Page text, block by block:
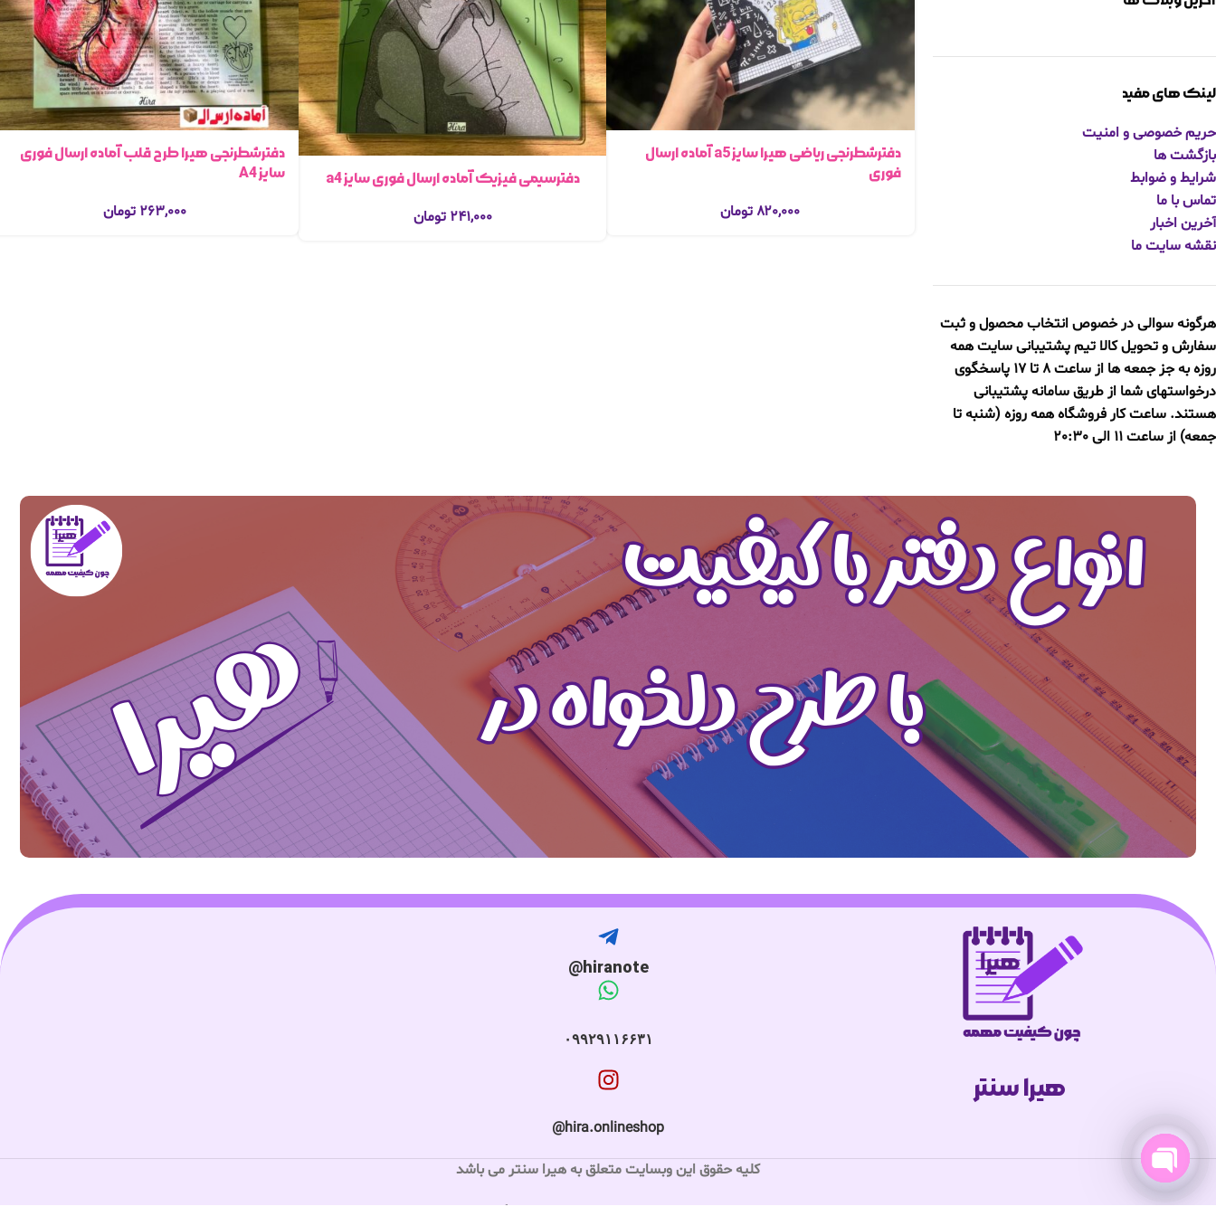
لینک های مفید
حریم خصوصی و امنیت
بازگشت ها
شرایط و ضوابط
تماس با ما
آخرین اخبار
نقشه سایت ما
هرگونه سوالی در خصوص انتخاب محصول و ثبت
سفارش و تحویل کالا تیم پشتیبانی سایت همه
روزه به جز جمعه ها از ساعت 8 تا 17 پاسخگوی
درخواستهای شما از طریق سامانه پشتیبانی
هستند. ساعت کار فروشگاه همه روزه (شنبه تا
جمعه) از ساعت 11 الی 20:30
دفترشطرنجی ریاضی هیرا سایز a5 آماده ارسال
فوری
۸۲۰,۰۰۰ تومان
دفترسیمی فیزیک آماده ارسال فوری سایز a4
۲۴۱,۰۰۰ تومان
دفترشطرنجی هیرا طرح قلب آماده ارسال فوری
سایز A4
۲۶۳,۰۰۰ تومان
هیرا سنتر
hiranote@
۰۹۹۲۹۱۱۶۶۳۱
hira.onlineshop@
کلیه حقوق این وبسایت متعلق به هیرا سنتر می باشد